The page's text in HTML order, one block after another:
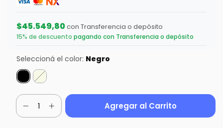
$45.549,80con Transferencia o depósito
15% de descuento pagando con Transferencia o depósito
Seleccioná el color: Negro